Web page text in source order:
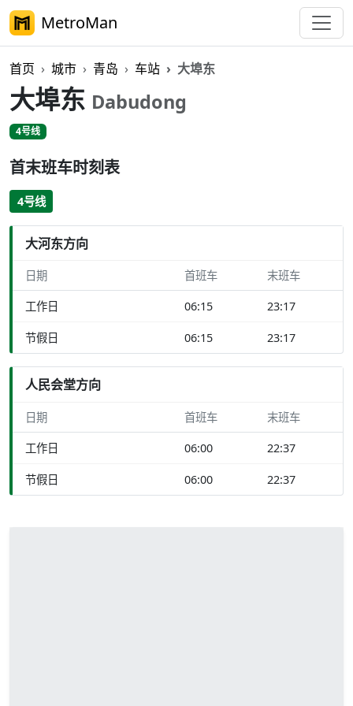
MetroMan
首页 城市 青岛 车站 大埠东
大埠东 Dabudong
4号线
首末班车时刻表
4号线
大河东方向
日期 首班车 末班车
工作日 06:15 23:17
节假日 06:15 23:17
人民会堂方向
日期 首班车 末班车
工作日 06:00 22:37
节假日 06:00 22:37